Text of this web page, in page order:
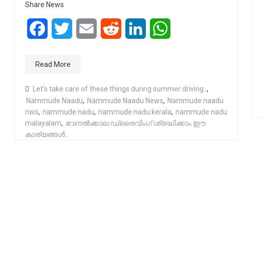
Share News
FacebookTwitter Email Reddit LinkedIn
Read More
Let's take care of these things during summer driving.. ,
Nammude Naadu, Nammude Naadu News, Nammude naadu
nws, nammude nadu, nammude nadu kerala, nammude nadu
malayalam, വേനൽക്കാല ഡ്രൈവിംഗ് ശ്രദ്ധിക്കാം ഈ
കാര്യങ്ങൾ..